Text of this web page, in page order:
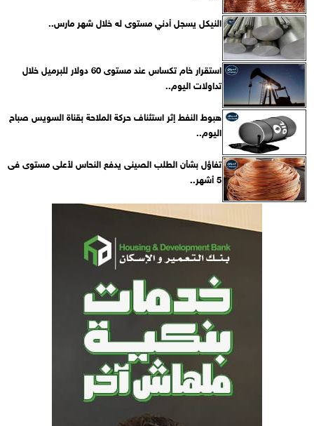
النيكل يسجل أدني مستوى له خلال شهر مارس..
استقرار خام تكساس عند مستوى 60 دولار للبرميل خلال
تداولات اليوم..
هبوط النفط إثر استئناف حركة الملاحة بقناة السويس صباح
اليوم..
تفاؤل بشأن الطلب الصينى يدفع النحاس لأعلى مستوى فى
5 أشهر..